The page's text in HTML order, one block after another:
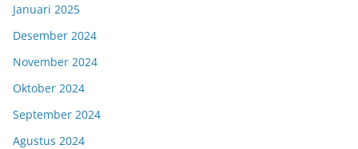
Januari 2025
Desember 2024
November 2024
Oktober 2024
September 2024
Agustus 2024